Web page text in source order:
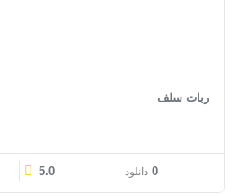
ربات سلف
0 دانلود 5.0